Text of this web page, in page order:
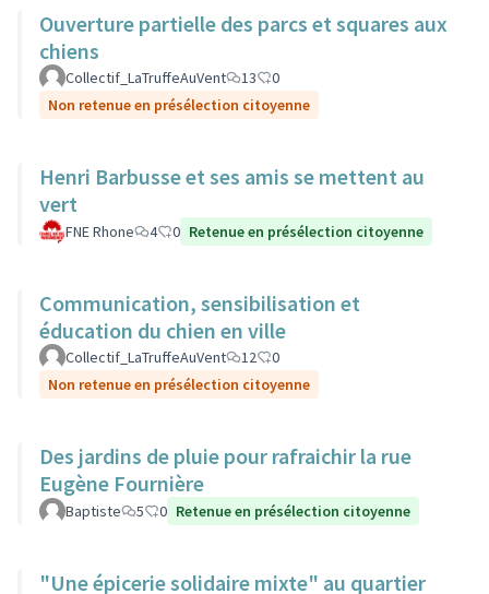
Ouverture partielle des parcs et squares aux
chiens
Collectif_LaTruffeAuVent 13
0
Non retenue en présélection citoyenne
Henri Barbusse et ses amis se mettent au
vert
FNE Rhone 4 0 Retenue en présélection citoyenne
Communication, sensibilisation et
éducation du chien en ville
Collectif_LaTruffeAuVent 12
0
Non retenue en présélection citoyenne
Des jardins de pluie pour rafraichir la rue
Eugène Fournière
Baptiste 5 0 Retenue en présélection citoyenne
"Une épicerie solidaire mixte" au quartier